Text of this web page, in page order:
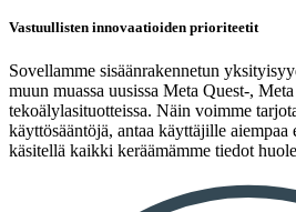
Vastuullisten innovaatioiden prioriteetit
Sovellamme sisäänrakennetun
muun muassa uusissa Meta Quest-,
tekoälylasituotteissa. Näin voimme
käyttösääntöjä, antaa käyttäjille aiempaa
käsitellä kaikki keräämämme tiedot